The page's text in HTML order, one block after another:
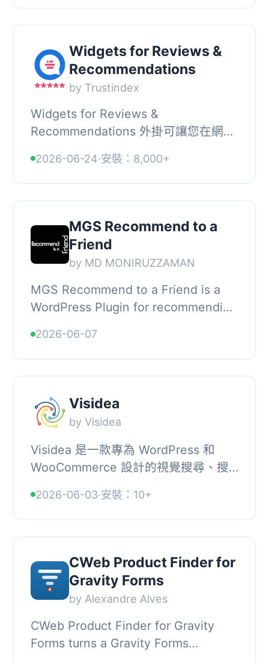
升用戶下載體驗。, , ...
Widgets for Reviews &
Recommendations
by Trustindex
Widgets for Reviews &
Recommendations 外掛可讓您在網站
過響應式小工具，輕鬆提升客戶信任度
與 SEO 效果。, , 【主...
2026-06-24·安裝：8,000+
MGS Recommend to a
Friend
by MD MONIRUZZAMAN
MGS Recommend to a Friend is a
WordPress Plugin for recommending
a recommendation form with a
floating modal....
2026-06-07
Visidea
by Visidea
Visidea 是一款專為 WordPress 和
WooCommerce 設計的視覺搜尋、搜
提升轉換率，提供顧客更流暢的購物體
驗。, , 【主要功...
2026-06-03·安裝：10+
CWeb Product Finder for
Gravity Forms
by Alexandre Alves
CWeb Product Finder for Gravity
Forms turns a Gravity Forms